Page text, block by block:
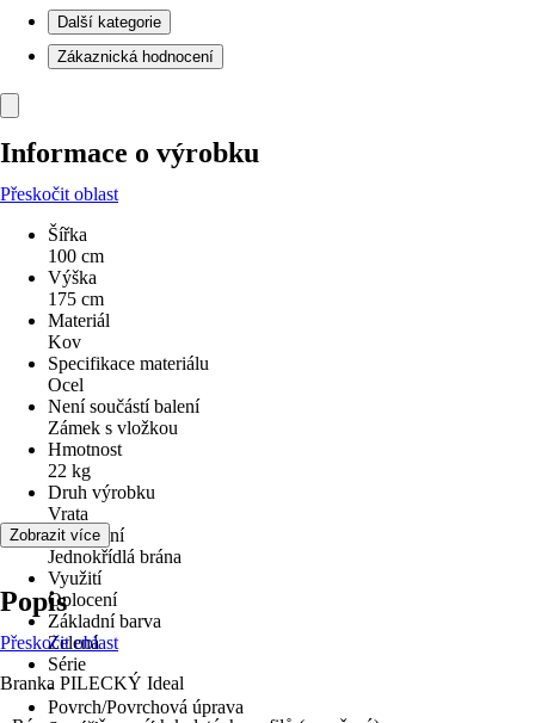
Další kategorie
Zákaznická hodnocení
Informace o výrobku
Přeskočit oblast
Šířka
100 cm
Výška
175 cm
Materiál
Kov
Specifikace materiálu
Ocel
Není součástí balení
Zámek s vložkou
Hmotnost
22 kg
Druh výrobku
Vrata
Provedení
Jednokřídlá brána
Využití
Oplocení
Základní barva
Zelená
Série
-
Povrch/Povrchová úprava
Zobrazit více
Popis
Přeskočit oblast
Branka PILECKÝ Ideal